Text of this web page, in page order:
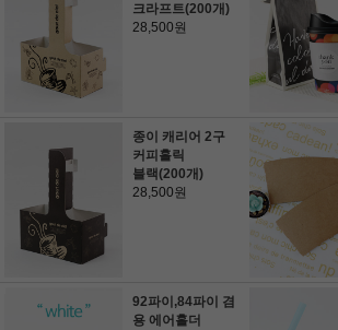
크라프트(200개)
28,500원
종이 캐리어 2구
커피홀릭
블랙(200개)
28,500원
92파이,84파이 겸
용 에어홀더